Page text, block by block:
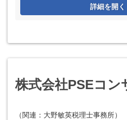
詳細を開く
株式会社PSEコン
（関連：大野敏英税理士事務所）